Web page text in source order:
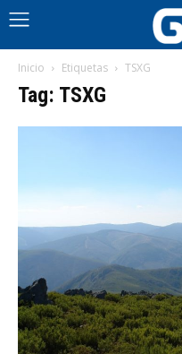
Inicio Etiquetas TSXG
Tag: TSXG